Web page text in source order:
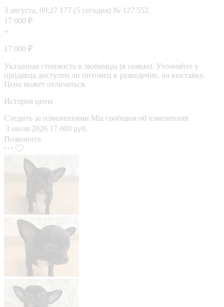
3 августа, 09:27 177 (5 сегодня) № 127 552
17 000 ₽
17 000 ₽
Указанная стоимость в любимцы (в семью). Уточняйте у
продавца доступен ли питомец в разведение, на выставку.
Цена может отличаться.
История цены
Следить за изменениями Мы сообщим об изменениях
3 июля 2026 17 000 руб.
Позвонить